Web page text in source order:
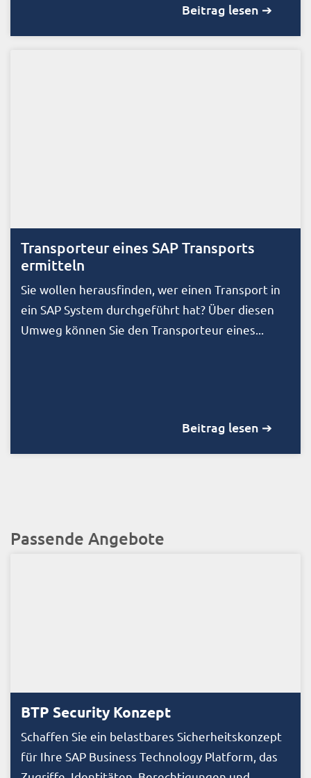
Beitrag lesen ➔
Transporteur eines SAP Transports
ermitteln
Sie wollen herausfinden, wer einen Transport in
ein SAP System durchgeführt hat? Über diesen
Umweg können Sie den Transporteur eines...
Beitrag lesen ➔
Passende Angebote
BTP Security Konzept
Schaffen Sie ein belastbares Sicherheitskonzept
für Ihre SAP Business Technology Platform, das